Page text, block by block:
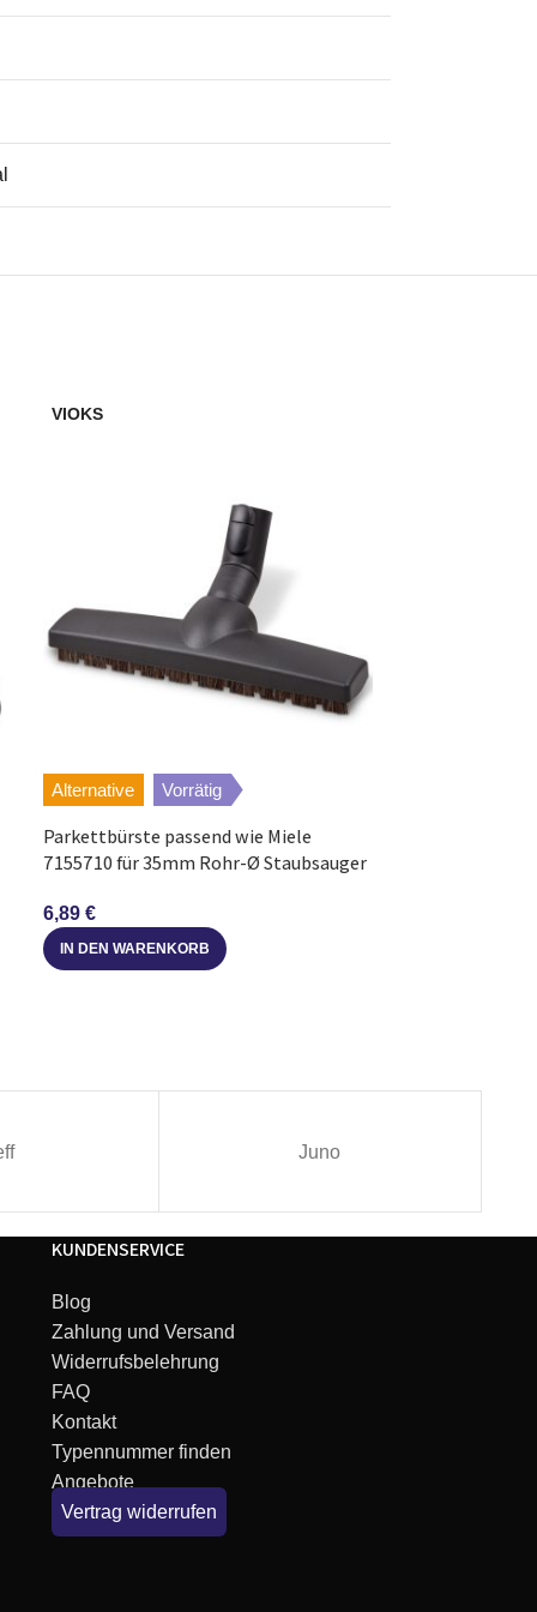
Blue
VIOKS
Alternative Vorrätig
Parkettbürste passend wie Miele
7155710 für 35mm Rohr-Ø Staubsauger
6,89 €
IN DEN WARENKORB
Juno
KUNDENSERVICE
Blog
Zahlung und Versand
Widerrufsbelehrung
FAQ
Kontakt
Typennummer finden
Angebote
Vertrag widerrufen